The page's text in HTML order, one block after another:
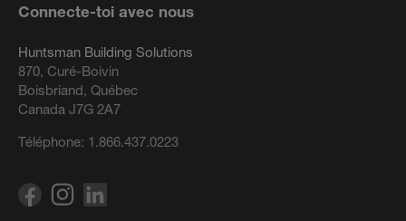
Connecte-toi avec nous
Huntsman Building Solutions
870, Curé-Boivin
Boisbriand, Québec
Canada J7G 2A7
Téléphone: 1.866.437.0223